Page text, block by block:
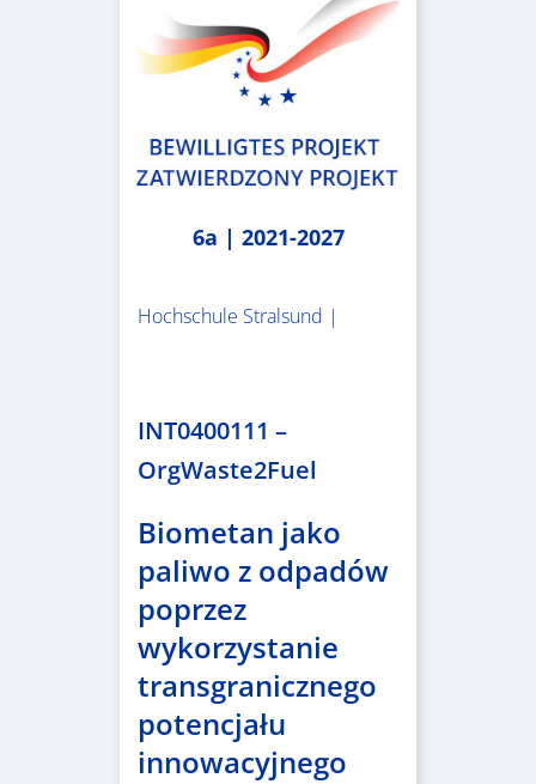
6a | 2021-2027
Hochschule Stralsund |
INT0400111 –
OrgWaste2Fuel
Biometan jako
paliwo z odpadów
poprzez
wykorzystanie
transgranicznego
potencjału
innowacyjnego